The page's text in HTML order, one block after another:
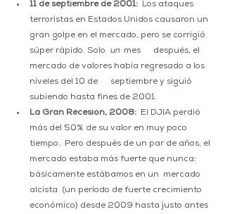
11 de septiembre de 2001: Los ataques
terroristas en Estados Unidos causaron un
gran golpe en el mercado, pero se corrigió
súper rápido. Solo un
  mes      después, el
mercado de valores había regresado a los
niveles del 10 de      septiembre y siguió
subiendo hasta fines de 2001.
La Gran Recesión, 2008: El DJIA perdió
más del 50% de su valor en muy poco
tiempo.  Pero después de un par de años, el
mercado estaba más fuerte que nunca:
básicamente estábamos en un  mercado
alcista  (un período de fuerte crecimiento
económico) desde 2009 hasta justo antes